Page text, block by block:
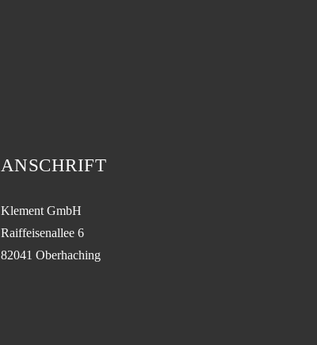
ANSCHRIFT
Klement GmbH
Raiffeisenallee 6
82041 Oberhaching